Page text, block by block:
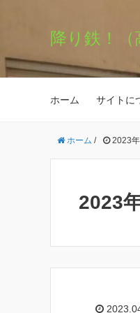
降り鉄！（
ホーム サイトに
ホーム / 2023
2023